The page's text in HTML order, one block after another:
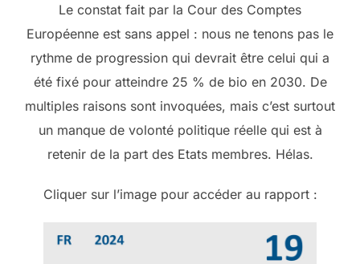
Le constat fait par la Cour des Comptes
Européenne est sans appel : nous ne tenons pas le
rythme de progression qui devrait être celui qui a
été fixé pour atteindre 25 % de bio en 2030. De
multiples raisons sont invoquées, mais c’est surtout
un manque de volonté politique réelle qui est à
retenir de la part des Etats membres. Hélas.
Cliquer sur l’image pour accéder au rapport :